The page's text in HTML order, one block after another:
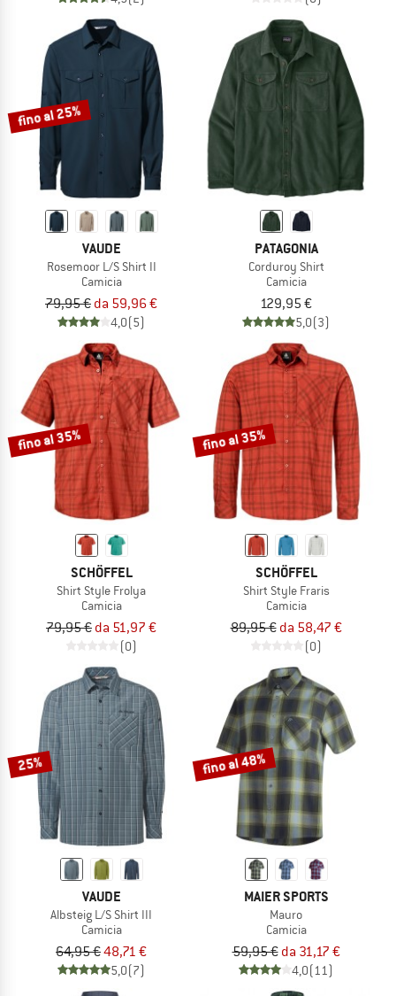
fino al 25%
VAUDE
Rosemoor L/S Shirt II
Camicia
79,95 € da 59,96 €
4,0(5)
PATAGONIA
Corduroy Shirt
Camicia
129,95 €
5,0(3)
fino al 35%
SCHÖFFEL
Shirt Style Frolya
Camicia
79,95 € da 51,97 €
(0)
fino al 35%
SCHÖFFEL
Shirt Style Fraris
Camicia
89,95 € da 58,47 €
(0)
25%
VAUDE
Albsteig L/S Shirt III
Camicia
64,95 €48,71 €
5,0(7)
fino al 48%
MAIER SPORTS
Mauro
Camicia
59,95 € da 31,17 €
4,0(11)